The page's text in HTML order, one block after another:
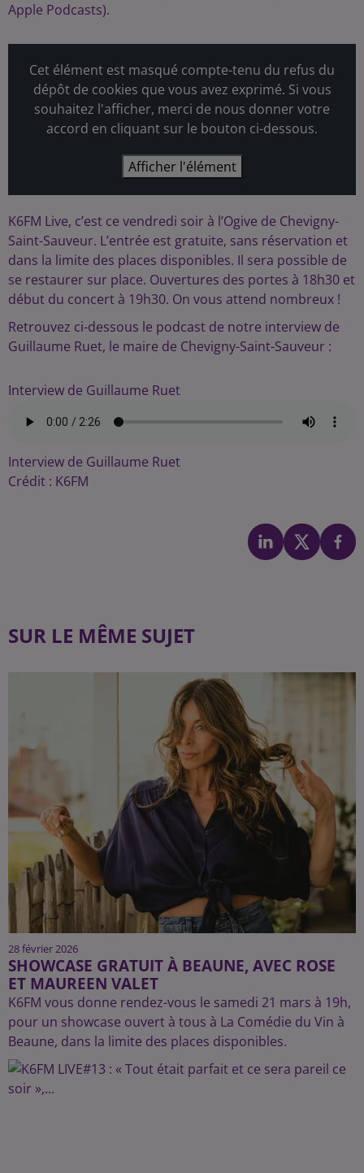
Apple Podcasts).
Cet élément est masqué compte-tenu du refus du
dépôt de cookies que vous avez exprimé. Si vous
souhaitez l'afficher, merci de nous donner votre
accord en cliquant sur le bouton ci-dessous.
Afficher l'élément
K6FM Live, c’est ce vendredi soir à l’Ogive de Chevigny-
Saint-Sauveur. L’entrée est gratuite, sans réservation et
dans la limite des places disponibles. Il sera possible de
se restaurer sur place. Ouvertures des portes à 18h30 et
début du concert à 19h30. On vous attend nombreux !
Retrouvez ci-dessous le podcast de notre interview de
Guillaume Ruet, le maire de Chevigny-Saint-Sauveur :
Interview de Guillaume Ruet
Interview de Guillaume Ruet
Crédit : K6FM
SUR LE MÊME SUJET
28 février 2026
SHOWCASE GRATUIT À BEAUNE, AVEC ROSE
ET MAUREEN VALET
K6FM vous donne rendez-vous le samedi 21 mars à 19h,
pour un showcase ouvert à tous à La Comédie du Vin à
Beaune, dans la limite des places disponibles.